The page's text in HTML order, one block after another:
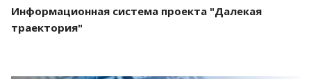
Информационная система проекта "Далекая
траектория"